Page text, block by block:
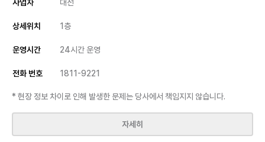
사업자 대선
상세위치 1층
운영시간 24시간 운영
전화 번호 1811-9221
* 현장 정보 차이로 인해 발생한 문제는 당사에서 책임지지 않습니다.
자세히